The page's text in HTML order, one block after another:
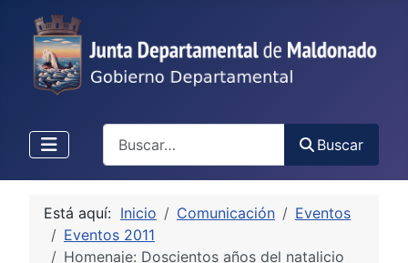
Buscar
Está aquí: Inicio Comunicación
Eventos
Eventos 2011
Homenaje: Doscientos años del natalicio